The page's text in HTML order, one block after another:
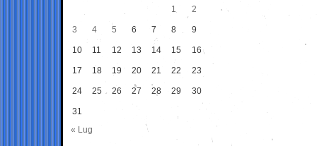
1
2
3 4 5 6 7 8 9
10 11 12 13 14 15 16
17 18 19 20 21 22 23
24 25 26 27 28 29 30
31
« Lug